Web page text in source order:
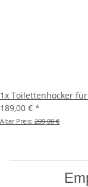
1x Toilettenhocker
189,00 € *
Alter Preis: 209,00 €